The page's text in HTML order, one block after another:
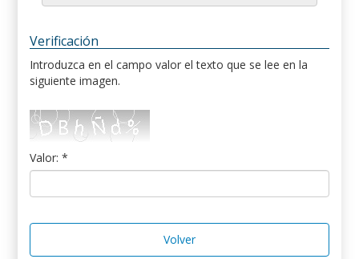
Verificación
Introduzca en el campo valor el texto que se lee en la
siguiente imagen.
Valor: *
Volver